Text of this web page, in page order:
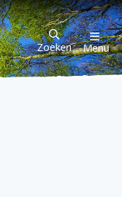
Zoeken Menu